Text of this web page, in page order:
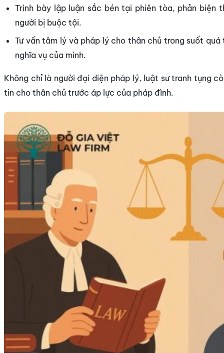
Trình bày lập luận sắc bén tại phiên tòa, phản biện
người bị buộc tội.
Tư vấn tâm lý và pháp lý cho thân chủ trong suốt
nghĩa vụ của mình.
Không chỉ là người đại diện pháp lý, luật sư tranh tụng
tin cho thân chủ trước áp lực của pháp đình.